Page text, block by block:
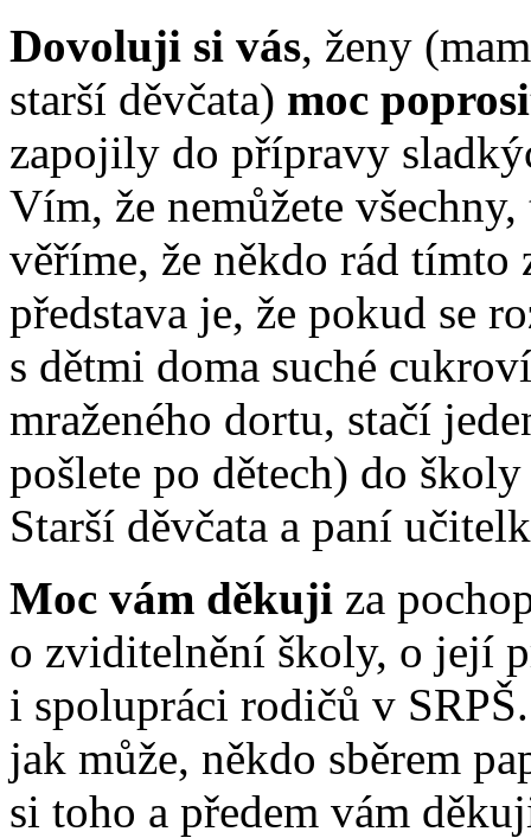
Dovoluji si vás, ženy
starší děvčata) moc
zapojily do přípravy
Vím, že nemůžete
věříme, že někdo rád tímto
představa je, že pokud se
s dětmi doma suché
mraženého dortu, stačí
pošlete po dětech) do
Starší děvčata a paní
Moc vám děkuji za
o zviditelnění školy, o její
i spolupráci rodičů v
jak může, někdo sběrem
si toho a předem vám